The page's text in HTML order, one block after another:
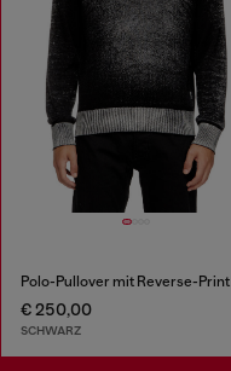
Polo-Pullover mit Reverse-Print
€ 250,00
SCHWARZ